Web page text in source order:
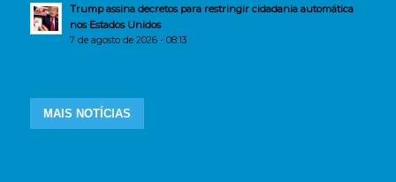
Trump assina decretos para restringir cidadania automática
nos Estados Unidos
7 de agosto de 2026 - 08:13
MAIS NOTÍCIAS